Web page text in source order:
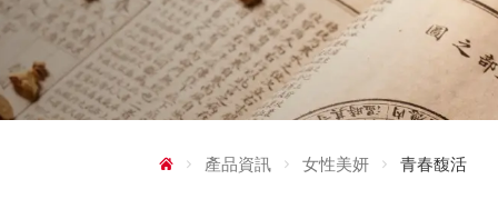
產品資訊 女性美妍 青春馥活